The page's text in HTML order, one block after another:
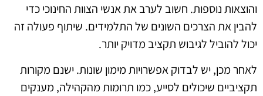
והוצאות נוספות. חשוב לערב את אנשי הצוות החינוכי כדי
להבין את הצרכים השונים של התלמידים. שיתוף פעולה זה
יכול להוביל לגיבוש תקציב מדויק יותר.
לאחר מכן, יש לבדוק אפשרויות מימון שונות. ישנם מקורות
תקציביים שיכולים לסייע, כמו תרומות מהקהילה, מענקים